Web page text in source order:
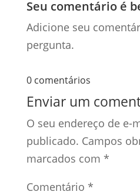
Seu comentário é
Adicione seu
pergunta.
0 comentários
Enviar um
O seu endereço de e-
publicado. Campos
marcados com *
Comentário *